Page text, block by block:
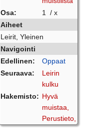
Osa:
1 / x
Aiheet
Leirit, Yleinen
Navigointi
Edellinen:
Oppaat
Seuraava:
Leirin
kulku
Hakemisto: Hyvä
muistaa,
Perustieto,